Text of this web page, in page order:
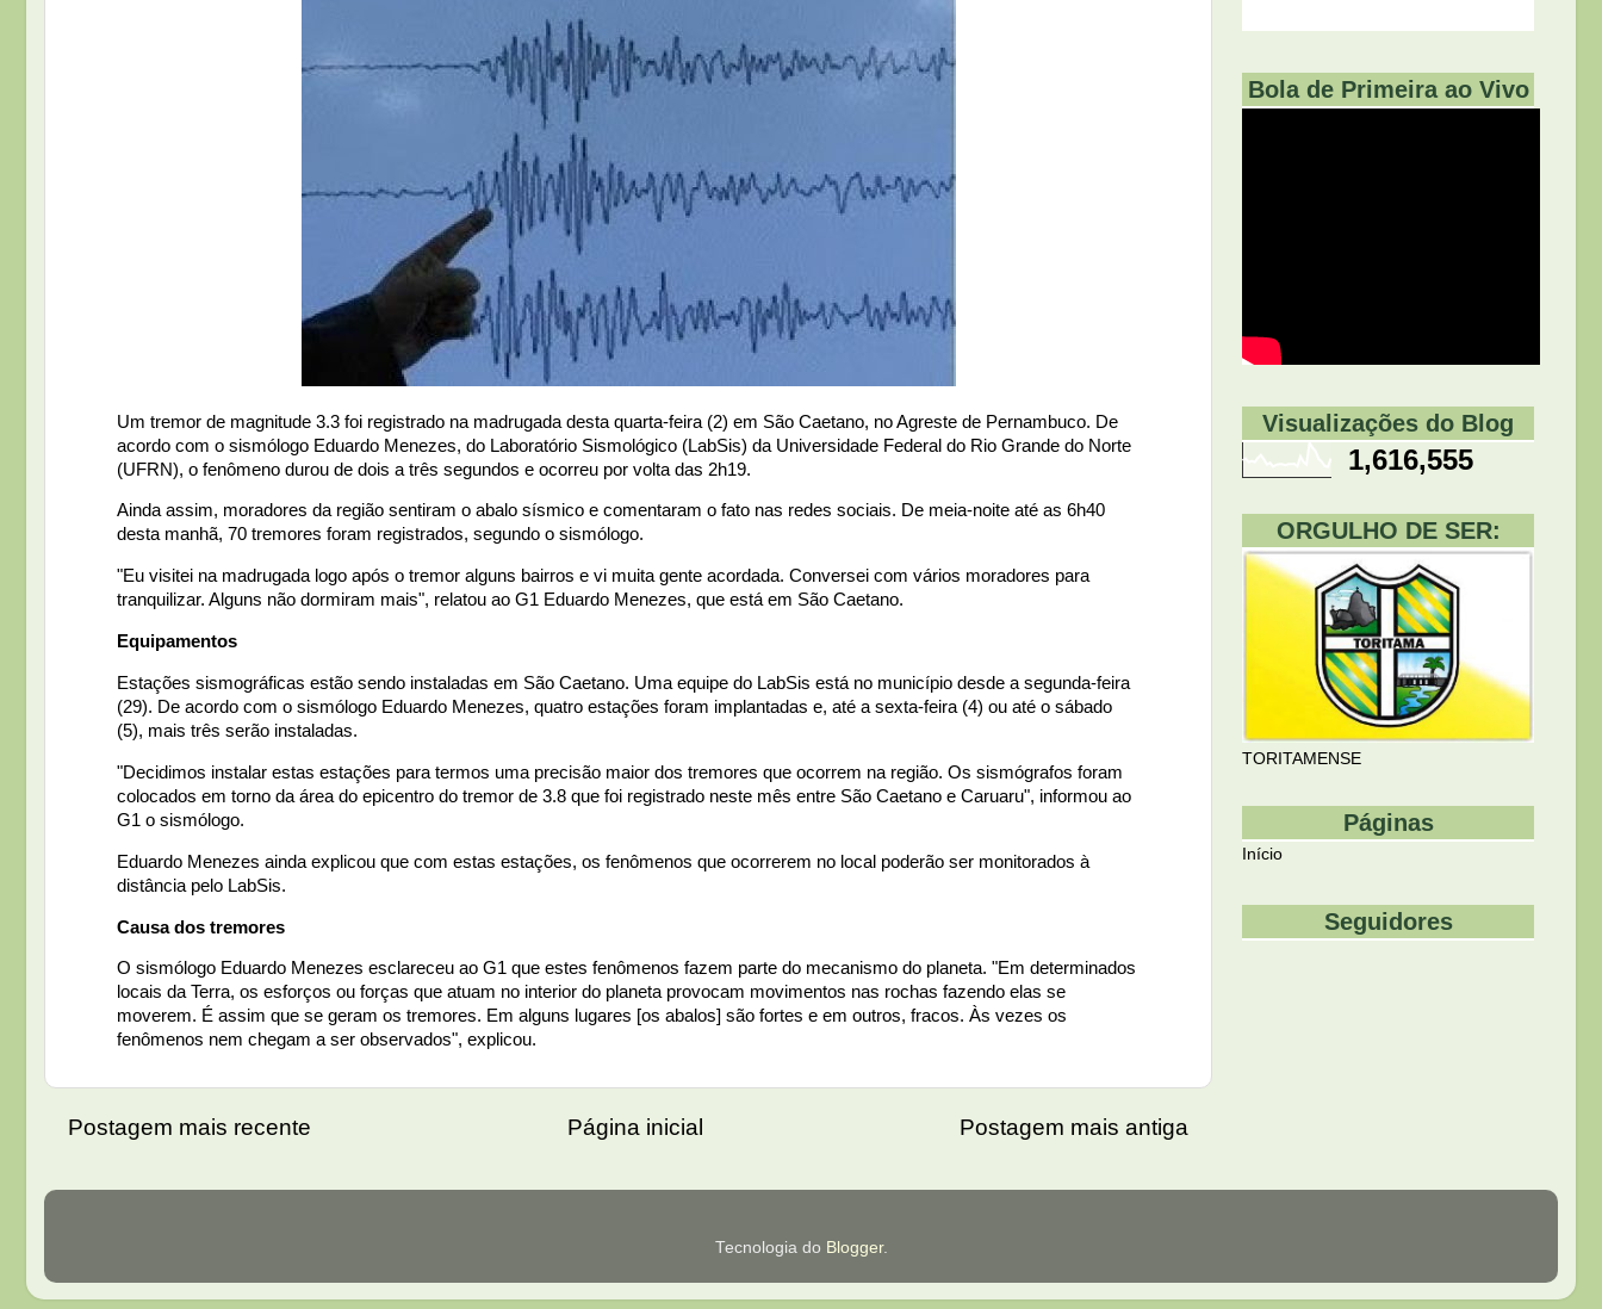
Um tremor de magnitude 3.3 foi registrado na madrugada desta quarta-feira (2) em São Caetano, no Agreste de Pernambuco. De
acordo com o sismólogo Eduardo Menezes, do Laboratório Sismológico (LabSis) da Universidade Federal do Rio Grande do Norte
(UFRN), o fenômeno durou de dois a três segundos e ocorreu por volta das 2h19.
Ainda assim, moradores da região sentiram o abalo sísmico e comentaram o fato nas redes sociais. De meia-noite até as 6h40
desta manhã, 70 tremores foram registrados, segundo o sismólogo.
"Eu visitei na madrugada logo após o tremor alguns bairros e vi muita gente acordada. Conversei com vários moradores para
tranquilizar. Alguns não dormiram mais", relatou ao G1 Eduardo Menezes, que está em São Caetano.
Equipamentos
Estações sismográficas estão sendo instaladas em São Caetano. Uma equipe do LabSis está no município desde a segunda-feira
(29). De acordo com o sismólogo Eduardo Menezes, quatro estações foram implantadas e, até a sexta-feira (4) ou até o sábado
(5), mais três serão instaladas.
"Decidimos instalar estas estações para termos uma precisão maior dos tremores que ocorrem na região. Os sismógrafos foram
colocados em torno da área do epicentro do tremor de 3.8 que foi registrado neste mês entre São Caetano e Caruaru", informou ao
G1 o sismólogo.
Eduardo Menezes ainda explicou que com estas estações, os fenômenos que ocorrerem no local poderão ser monitorados à
distância pelo LabSis.
Causa dos tremores
O sismólogo Eduardo Menezes esclareceu ao G1 que estes fenômenos fazem parte do mecanismo do planeta. "Em determinados
locais da Terra, os esforços ou forças que atuam no interior do planeta provocam movimentos nas rochas fazendo elas se
moverem. É assim que se geram os tremores. Em alguns lugares [os abalos] são fortes e em outros, fracos. Às vezes os
fenômenos nem chegam a ser observados", explicou.
Postagem mais recente Postagem mais antiga
Página inicial
Bola de Primeira ao Vivo
Visualizações do Blog
1,616,555
ORGULHO DE SER:
TORITAMENSE
Páginas
Início
Seguidores
Tecnologia do Blogger.